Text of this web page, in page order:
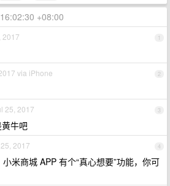
+08:00
1
2017
2
via iPhone
3
25, 2017
牛吧
4
2017
米商城 APP 有个“真心想要”功能，你可